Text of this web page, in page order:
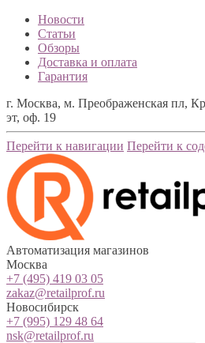
Новости
Статьи
Обзоры
Доставка и оплата
Гарантия
г. Москва, м. Преображенская пл,
эт, оф. 19
Перейти к навигации Перейти к
Автоматизация магазинов
Москва
+7 (495) 419 03 05
zakaz@retailprof.ru
Новосибирск
+7 (995) 129 48 64
nsk@retailprof.ru